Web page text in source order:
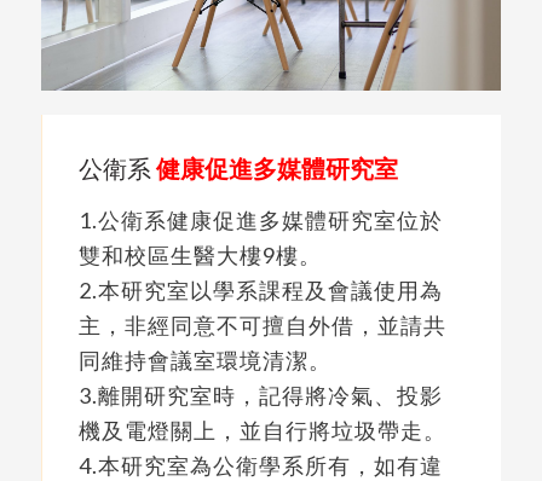
公衛系 健康促進多媒體研究室
1.公衛系健康促進多媒體研究室位於
雙和校區生醫大樓9樓。
2.本研究室以學系課程及會議使用為
主，非經同意不可擅自外借，並請共
同維持會議室環境清潔。
3.離開研究室時，記得將冷氣、投影
機及電燈關上，並自行將垃圾帶走。
4.本研究室為公衛學系所有，如有違